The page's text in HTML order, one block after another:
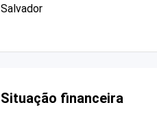
Salvador
Situação financeira